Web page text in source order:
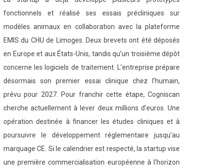
fonctionnels et réalisé ses essais précliniques sur
modèles animaux en collaboration avec la plateforme
EMIS du CHU de Limoges. Deux brevets ont été déposés
en Europe et aux États-Unis, tandis qu’un troisième dépôt
concerne les logiciels de traitement. L’entreprise prépare
désormais son premier essai clinique chez l’humain,
prévu pour 2027. Pour franchir cette étape, Cogniscan
cherche actuellement à lever deux millions d’euros. Une
opération destinée à financer les études cliniques et à
poursuivre le développement réglementaire jusqu’au
marquage CE. Si le calendrier est respecté, la startup vise
une première commercialisation européenne à l’horizon